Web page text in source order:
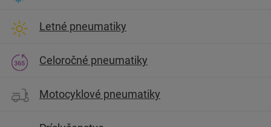
Letné pneumatiky
Celoročné pneumatiky
Motocyklové pneumatiky